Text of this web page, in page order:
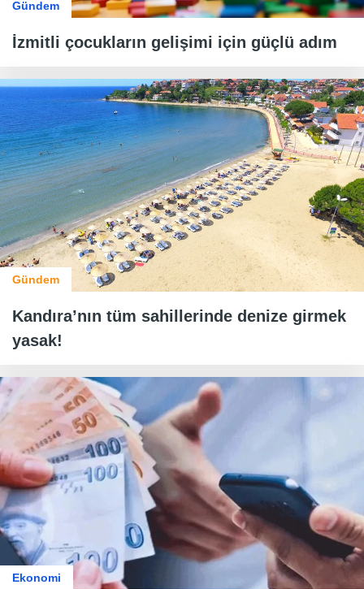
Gündem
İzmitli çocukların gelişimi için güçlü adım
Gündem
Kandıra’nın tüm sahillerinde denize girmek
yasak!
Ekonomi